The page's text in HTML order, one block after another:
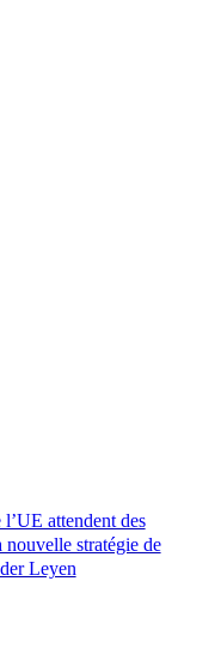
attendent des
nouvelle stratégie de
Leyen